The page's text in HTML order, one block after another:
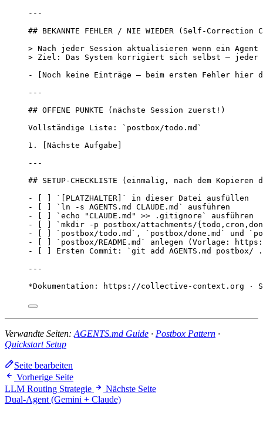
---
## BEKANNTE FEHLER / NIE WIEDER (Self-Correction
> Nach jeder Session aktualisieren wenn ein
> Ziel: Das System korrigiert sich selbst — jeder
- [Noch keine Einträge — beim ersten Fehler hier
---
## OFFENE PUNKTE (nächste Session zuerst!)
Vollständige Liste: `postbox/todo.md`
1. [Nächste Aufgabe]
---
## SETUP-CHECKLISTE (einmalig, nach dem
- [ ] `[PLATZHALTER]` in dieser Datei ausfüllen
- [ ] `ln -s AGENTS.md CLAUDE.md` ausführen
- [ ] `echo "CLAUDE.md" >> .gitignore` ausführen
- [ ] `mkdir -p postbox/attachments/
- [ ] `postbox/todo.md`, `postbox/done.md` und
- [ ] `postbox/README.md` anlegen (Vorlage:
- [ ] Ersten Commit: `git add AGENTS.md
---
*Dokumentation: https://collective-context.org ·
Verwandte Seiten: AGENTS.md Guide · Postbox Pattern ·
Quickstart Setup
Seite bearbeiten
Vorherige Seite
LLM Routing Strategie
Nächste Seite
Dual-Agent (Gemini + Claude)